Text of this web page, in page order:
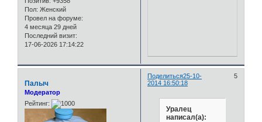
Пол: Женский
Провел на форуме:
4 месяца 29 дней
Последний визит:
17-06-2026 17:14:22
Поделиться 5
25-10-
2014 16:50:18
Палыч
Модератор
Рейтинг:
Уралец
написал(а):